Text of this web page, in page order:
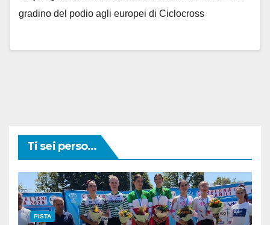
gradino del podio agli europei di Ciclocross
Ti sei perso...
PISTA